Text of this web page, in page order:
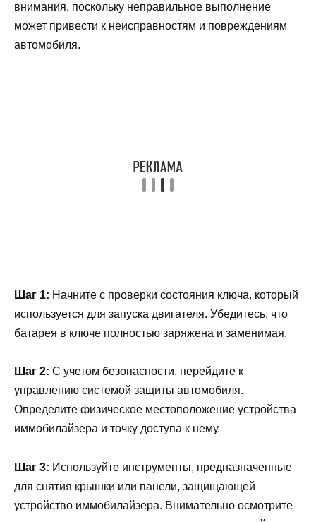
внимания, поскольку неправильное выполнение
может привести к неисправностям и повреждениям
автомобиля.
Шаг 1: Начните с проверки состояния ключа, который
используется для запуска двигателя. Убедитесь, что
батарея в ключе полностью заряжена и заменимая.
Шаг 2: С учетом безопасности, перейдите к
управлению системой защиты автомобиля.
Определите физическое местоположение устройства
иммобилайзера и точку доступа к нему.
Шаг 3: Используйте инструменты, предназначенные
для снятия крышки или панели, защищающей
устройство иммобилайзера. Внимательно осмотрите